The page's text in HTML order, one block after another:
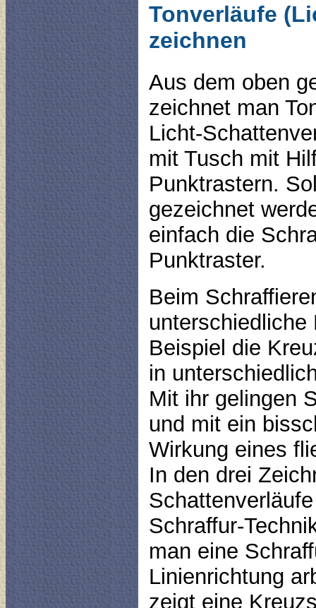
Tonverläufe
zeichnen
Aus dem oben
zeichnet man
Licht-
mit Tusch mit
Punktrastern.
gezeichnet
einfach die
Punktraster.
Beim
Beispiel die
in
Mit ihr gelingen
und mit ein
Wirkung eines
In den drei
Schraffur-
man eine
Linienrichtung
zeigt eine